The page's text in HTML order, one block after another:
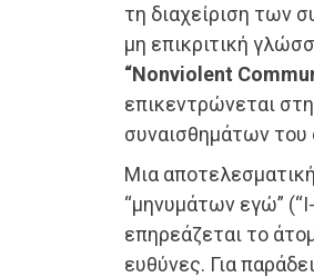
τη διαχείριση των
μη επικριτική
“Nonviolent
επικεντρώνεται
συναισθημάτων του
Μια
“μηνυμάτων εγώ”
επηρεάζεται το
ευθύνες. Για